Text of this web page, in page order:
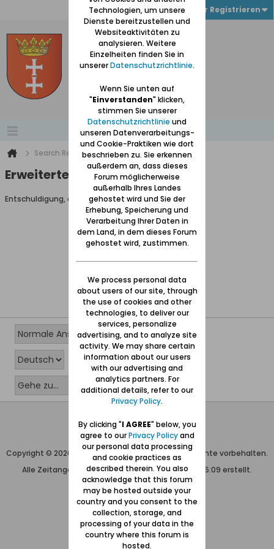
Anmelden oder Registrieren
Search Result
Erweiterte Suche
Entschuldigung, du darfst diese Seite nicht aufrufen.
Wolfgang Naujocks MMXXVI
Powered byvBulletin®
Copyright © 2026 MH Sub I, LLC dba vBulletin. Alle Rechte vorbehalten.
Alle Zeitangaben in WEZ+1. Die Seite wurde um 05:09 erstellt.
Technologien, um unsere
Dienste bereitzustellen und
Websiteaktivitäten zu
analysieren. Weitere
Einzelheiten finden Sie in
unsererDatenschutzrichtlinie.
Wenn Sie unten auf
"Einverstanden" klicken,
stimmen Sie unserer
Datenschutzrichtlinie und
unseren Datenverarbeitungs-
und Cookie-Praktiken wie dort
beschrieben zu. Sie erkennen
außerdem an, dass dieses
Forum möglicherweise
außerhalb Ihres Landes
gehostet wird und Sie der
Erhebung, Speicherung und
Verarbeitung Ihrer Daten in
dem Land, in dem dieses Forum
gehostet wird, zustimmen.
We process personal data
about users of our site, through
the use of cookies and other
technologies, to deliver our
services, personalize
advertising, and to analyze site
activity. We may share certain
information about our users
with our advertising and
analytics partners. For
additional details, refer to our
Privacy Policy.
By clicking "I AGREE" below, you
agree to ourPrivacy Policyand
our personal data processing
and cookie practices as
described therein. You also
acknowledge that this forum
may be hosted outside your
country and you consent to the
collection, storage, and
processing of your data in the
country where this forum is
hosted.